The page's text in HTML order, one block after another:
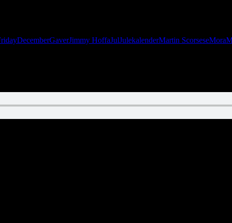
DecemberGaverJimmy HoffaJulJulekalenderMartin ScorseseMora